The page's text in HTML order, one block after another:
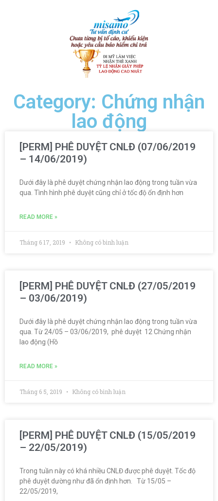
Category: Chứng nhận
lao động
[PERM] PHÊ DUYỆT CNLĐ (07/06/2019
– 14/06/2019)
Dưới đây là phê duyệt chứng nhận lao động trong tuần vừa
qua. Tình hình phê duyệt cũng chỉ ở tốc độ ổn định hơn
READ MORE »
Tháng 6 17, 2019 Không có bình luận
[PERM] PHÊ DUYỆT CNLĐ (27/05/2019
– 03/06/2019)
Dưới đây là phê duyệt chứng nhận lao động trong tuần vừa
qua. Từ 24/05 – 03/06/2019, phê duyệt 12 Chứng nhận
lao động (Hồ
READ MORE »
Tháng 6 5, 2019 Không có bình luận
[PERM] PHÊ DUYỆT CNLĐ (15/05/2019
– 22/05/2019)
Trong tuần này có khá nhiều CNLĐ được phê duyệt. Tốc độ
phê duyệt dường như đã ổn định hơn. Từ 15/05 –
22/05/2019,